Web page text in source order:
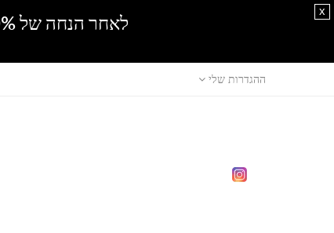
ההגדרות שלי
לאחר הנחה של 30% נוספים, אין מכירה סיטונאית.SPRING SALE
x